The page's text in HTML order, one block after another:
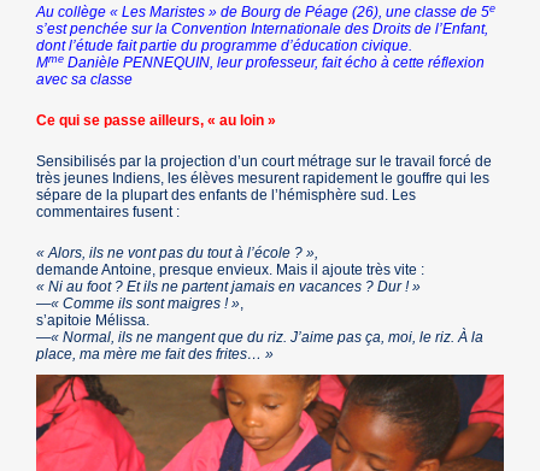
Au collège « Les Maristes » de Bourg de Péage (26), une classe de 5e
s’est penchée sur la Convention Internationale des Droits de l’Enfant,
dont l’étude fait partie du programme d’éducation civique.
Mme Danièle PENNEQUIN, leur professeur, fait écho à cette réflexion
avec sa classe
Ce qui se passe ailleurs, « au loin »
Sensibilisés par la projection d’un court métrage sur le travail forcé de
très jeunes Indiens, les élèves mesurent rapidement le gouffre qui les
sépare de la plupart des enfants de l’hémisphère sud. Les
commentaires fusent :
« Alors, ils ne vont pas du tout à l’école ? »,
demande Antoine, presque envieux. Mais il ajoute très vite :
« Ni au foot ? Et ils ne partent jamais en vacances ? Dur ! »
—« Comme ils sont maigres ! »,
s’apitoie Mélissa.
—« Normal, ils ne mangent que du riz. J’aime pas ça, moi, le riz. À la
place, ma mère me fait des frites… »